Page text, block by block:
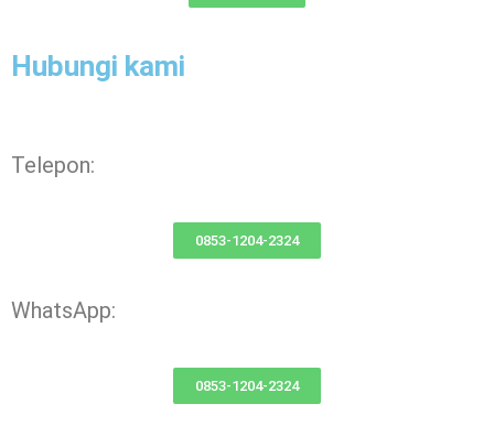
Hubungi kami
Telepon:
0853-1204-2324
WhatsApp:
0853-1204-2324